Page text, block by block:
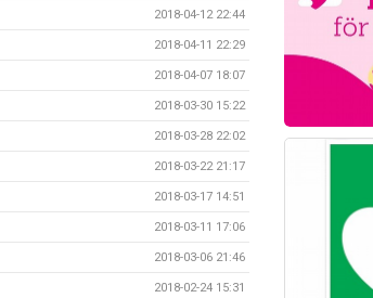
2018-04-12 22:44
2018-04-11 22:29
2018-04-07 18:07
2018-03-30 15:22
2018-03-28 22:02
2018-03-22 21:17
2018-03-17 14:51
2018-03-11 17:06
2018-03-06 21:46
2018-02-24 15:31